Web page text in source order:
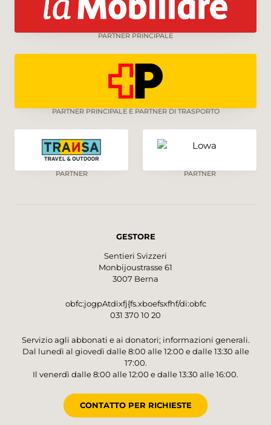
PARTNER PRINCIPALE
PARTNER PRINCIPALE E PARTNER DI TRASPORTO
PARTNER PARTNER
GESTORE
Sentieri Svizzeri
Monbijoustrasse 61
3007 Berna
obfc:jogpAtdixfj{fs.xboefsxfhf/di:obfc
031 370 10 20
Servizio agli abbonati e ai donatori; informazioni generali.
Dal lunedì al giovedì dalle 8:00 alle 12:00 e dalle 13:30 alle
17:00.
Il venerdì dalle 8:00 alle 12:00 e dalle 13:30 alle 16:00.
CONTATTO PER RICHIESTE